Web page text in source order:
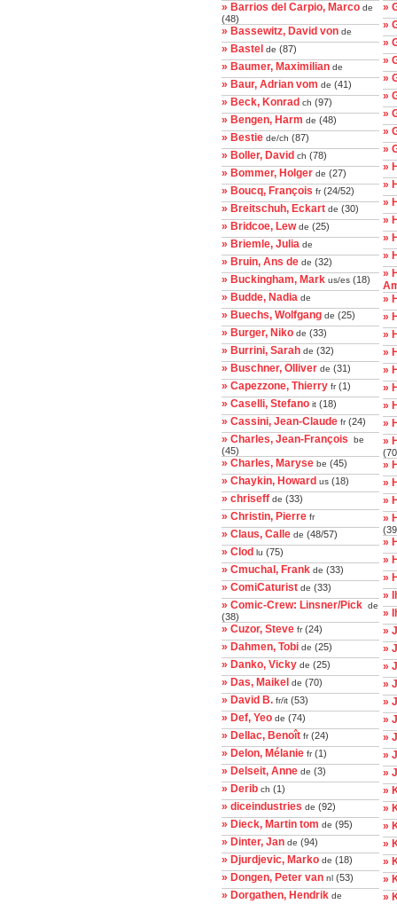
» Barrios del Carpio, Marco de
(48)
» Bassewitz, David von de
» Bastel de (87)
» Baumer, Maximilian de
» Baur, Adrian vom de (41)
» Beck, Konrad ch (97)
» Bengen, Harm de (48)
» Bestie de/ch (87)
» Boller, David ch (78)
» Bommer, Holger de (27)
» Boucq, François fr(24/52)
» Breitschuh, Eckart de (30)
» Bridcoe, Lewde (25)
» Briemle, Julia de
» Bruin, Ans de de (32)
» Buckingham, Mark us/es (18)
» Budde, Nadia de
» Buechs, Wolfgang de (25)
» Burger, Niko de (33)
» Burrini, Sarah de (32)
» Buschner, Olliver de (31)
» Capezzone, Thierry fr(1)
» Caselli, Stefano it (18)
» Cassini, Jean-Claude fr(24)
» Charles, Jean-François be
(45)
» Charles, Maryse be (45)
» Chaykin, Howard us (18)
» chriseff de (33)
» Christin, Pierre fr
» Claus, Calle de (48/57)
» Clod lu (75)
» Cmuchal, Frank de (33)
» ComiCaturist de (33)
» Comic-Crew: Linsner/Pick de
(38)
» Cuzor, Steve fr(24)
» Dahmen, Tobi de (25)
» Danko, Vicky de (25)
» Das, Maikel de (70)
» David B. fr/it (53)
» Def, Yeo de (74)
» Dellac, Benoît fr(24)
» Delon, Mélanie fr(1)
» Delseit, Anne de (3)
» Derib ch (1)
» diceindustries de (92)
» Dieck, Martin tom de (95)
» Dinter, Jan de (94)
» Djurdjevic, Marko de (18)
» Dongen, Peter van nl (53)
» Dorgathen, Hendrik de
»
»
»
»
»
»
»
»
»
»
»
»
»
»
»
»
»
»
»
»
»
»
»
»
»
»
»
»
»
»
»
»
»
»
»
»
»
»
»
»
»
»
»
»
»
»
»
»
»
»